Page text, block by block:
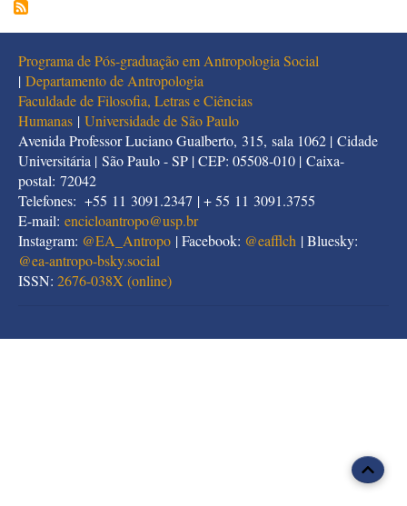
Programa de Pós-graduação em Antropologia Social
| Departamento de Antropologia
Faculdade de Filosofia, Letras e Ciências
Humanas | Universidade de São Paulo
Avenida Professor Luciano Gualberto, 315, sala 1062 | Cidade
Universitária | São Paulo - SP | CEP: 05508-010 | Caixa-
postal: 72042
Telefones: +55 11 3091.2347 | + 55 11 3091.3755
E-mail: encicloantropo@usp.br
Instagram: @EA_Antropo | Facebook: @eafflch | Bluesky:
@ea-antropo-bsky.social
ISSN: 2676-038X (online)